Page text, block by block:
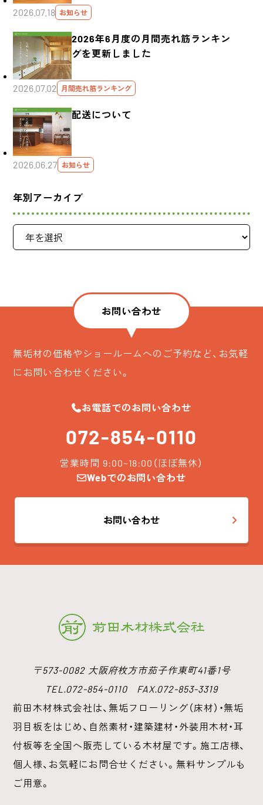
2026.07.18 お知らせ
2026年6月度の月間売れ筋ランキン
グを更新しました
2026.07.02 月間売れ筋ランキング
配送について
2026.06.27 お知らせ
年別アーカイブ
お問い合わせ
無垢材の価格やショールームへのご予約など、お気軽
にお問い合わせください。
お電話でのお問い合わせ
072-854-0110
営業時間 9:00~18:00（ほぼ無休）
Webでのお問い合わせ
お問い合わせ
〒573-0082 大阪府枚方市茄子作東町41番1号
TEL.072-854-0110 FAX.072-853-3319
前田木材株式会社は、無垢フローリング（床材）・無垢
羽目板をはじめ、 自然素材・建築建材・外装用木材・耳
付板等を全国へ販売している木材屋です。 施工店様、
個人様、お気軽にお問合せください。無料サンプルも
ご用意。